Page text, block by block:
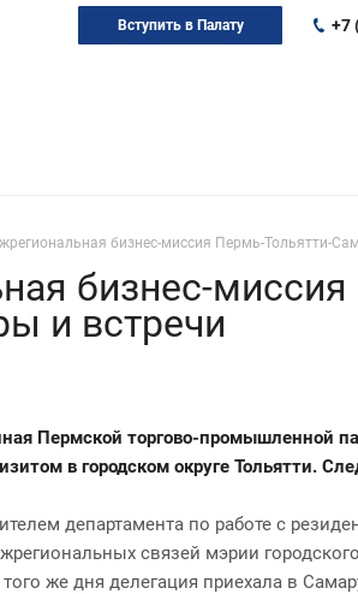
+7
Вступить в Палату
бизнес-миссия Пермь-Тольятти-
бизнес-
и встречи
Пермской торгово-промышленной
в городском округе Тольятти.
департамента по работе с
связей мэрии
же дня делегация приехала в